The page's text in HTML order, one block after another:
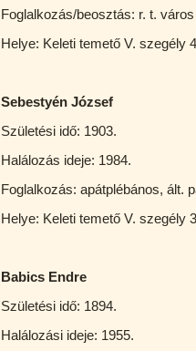
Foglalkozás/beosztás: r. t.
Helye: Keleti temető V. szegély
Sebestyén József
Születési idő: 1903.
Halálozás ideje: 1984.
Foglalkozás: apátplébános, ált.
Helye: Keleti temető V. szegély
Babics Endre
Születési idő: 1894.
Halálozási ideje: 1955.